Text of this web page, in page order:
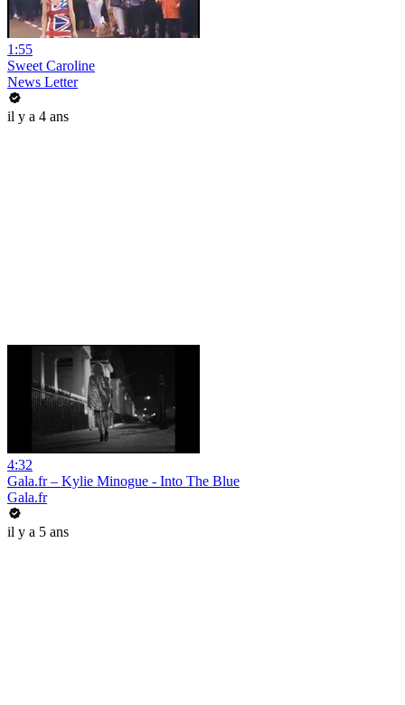
1:55
Sweet Caroline
News Letter
il y a 4 ans
4:32
Gala.fr – Kylie Minogue - Into The Blue
Gala.fr
il y a 5 ans